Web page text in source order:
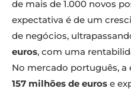
de mais de 1.000 novos
expectativa é de um
de negócios,
euros, com uma
No mercado português, a
157 milhões de euros e